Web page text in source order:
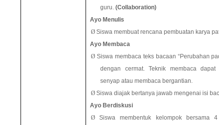
guru.(Collaboration)
Ayo Menulis
ØSiswa membuat rencana pembuatan karya
Ayo Membaca
Ø Siswa membaca teks bacaan “Perubahan
dengan cermat. Teknik membaca dapat
senyap atau membaca bergantian.
ØSiswa diajak bertanya jawab mengenai isi
Ayo Berdiskusi
Ø Siswa membentuk kelompok bersama